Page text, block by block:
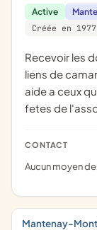
Active
Créée en 1977
recevoir les dons manuels en especes;resserrer les
liens de
aide a ceux
fetes de
CONTACT
Aucun moyen
Mantenay-